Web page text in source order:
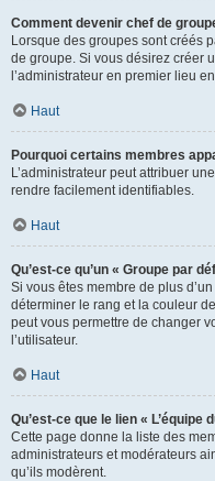
Comment devenir chef de
Lorsque des groupes sont créés
de groupe. Si vous désirez créer
l’administrateur en premier lieu
Haut
Pourquoi certains membres
L’administrateur peut attribuer
rendre facilement identifiables.
Haut
Qu’est-ce qu’un « Groupe par
Si vous êtes membre de plus
déterminer le rang et la couleur
peut vous permettre de changer
l’utilisateur.
Haut
Qu’est-ce que le lien « L’équipe
Cette page donne la liste des
administrateurs et modérateurs
qu’ils modèrent.